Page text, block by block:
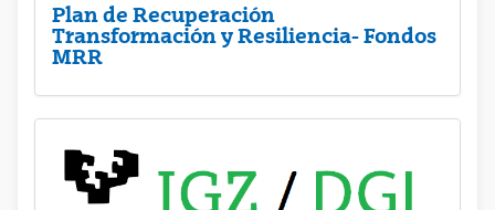
Plan de Recuperación
Transformación y Resiliencia- Fondos
MRR